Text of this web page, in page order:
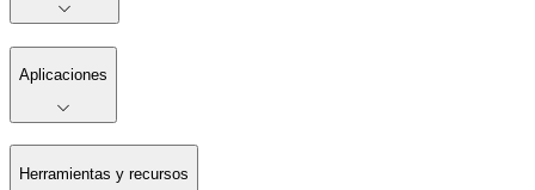
Aplicaciones
Herramientas y recursos